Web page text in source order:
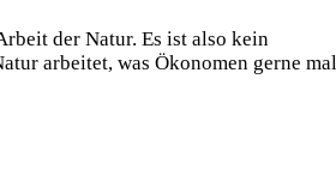
der Natur. Es ist also kein
arbeitet, was Ökonomen gerne mal